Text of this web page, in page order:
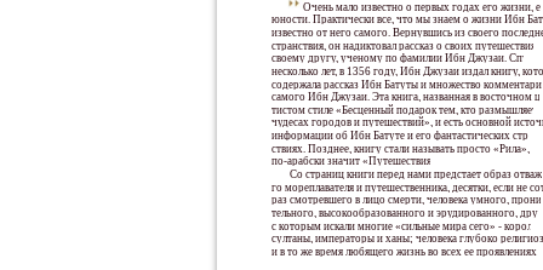
Очень мало известно о первых годах его жизни,
юности. Практически все, что мы знаем о жизни Ибн
известно от него самого. Вернувшись из своего
странствия, он надиктовал рассказ о своих путешествиях
своему другу, ученому по фамилии Ибн Джузаи. Спустя
несколько лет, в 1356 году, Ибн Джузаи издал книгу,
содержала рассказ Ибн Батуты и множество
самого Ибн Джузаи. Эта книга, названная в восточном
тистом стиле «Бесценный подарок тем, кто размышляет
чудесах городов и путешествий», и есть основной
информации об Ибн Батуте и его фантастических стран-
ствиях. Позднее, книгу стали называть просто «Рила»,
по-арабски значит «Путешествия».
Со страниц книги перед нами предстает образ
го мореплавателя и путешественника, десятки, если не
раз смотревшего в лицо смерти, человека умного,
тельного, высокообразованного и эрудированного,
с которым искали многие «сильные мира сего» - короли
султаны, императоры и ханы; человека глубоко
и в то же время любящего жизнь во всех ее